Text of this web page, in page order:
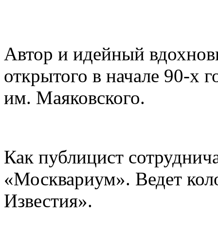
Автор и идейный
открытого в начале 90-х
им. Маяковского.
Как публицист
«Москвариум». Ведет
Известия».